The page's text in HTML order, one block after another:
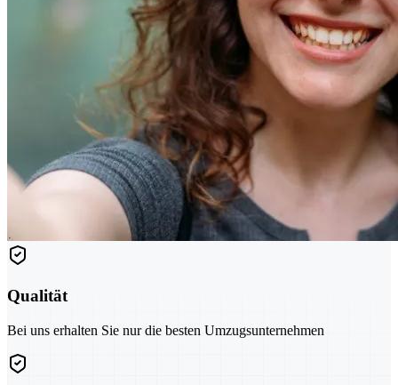
Qualität
Bei uns erhalten Sie nur die besten Umzugsunternehmen